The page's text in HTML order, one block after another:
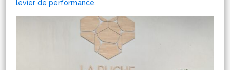
levier de performance.